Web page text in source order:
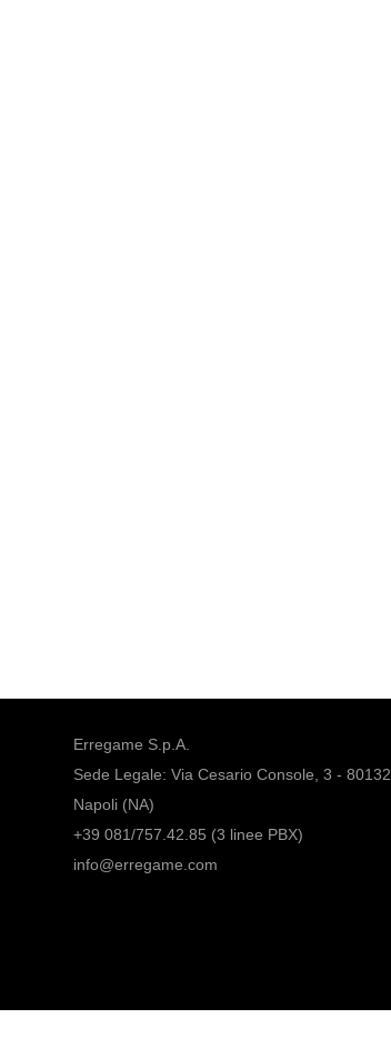
Erregame S.p.A.
Sede Legale: Via Cesario Console, 3 - 80132
Napoli (NA)
+39 081/757.42.85 (3 linee PBX)
info@erregame.com